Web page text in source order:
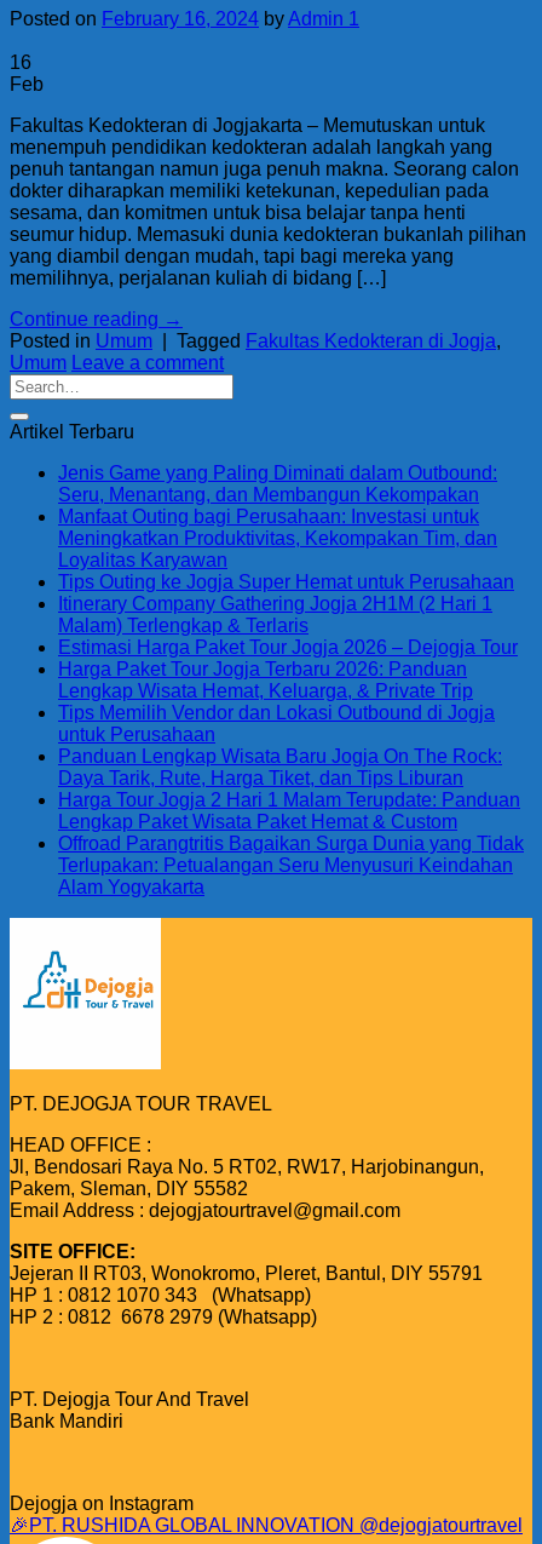
Posted on February 16, 2024 byAdmin 1
16
Feb
Fakultas Kedokteran di Jogjakarta – Memutuskan untuk
menempuh pendidikan kedokteran adalah langkah yang
penuh tantangan namun juga penuh makna. Seorang calon
dokter diharapkan memiliki ketekunan, kepedulian pada
sesama, dan komitmen untuk bisa belajar tanpa henti
seumur hidup. Memasuki dunia kedokteran bukanlah pilihan
yang diambil dengan mudah, tapi bagi mereka yang
memilihnya, perjalanan kuliah di bidang […]
Continue reading →
Posted in Umum Tagged Fakultas Kedokteran di Jogja,
Umum Leave a comment
Artikel Terbaru
Jenis Game yang Paling Diminati dalam Outbound:
Seru, Menantang, dan Membangun Kekompakan
Manfaat Outing bagi Perusahaan: Investasi untuk
Meningkatkan Produktivitas, Kekompakan Tim, dan
Loyalitas Karyawan
Tips Outing ke Jogja Super Hemat untuk Perusahaan
Itinerary Company Gathering Jogja 2H1M (2 Hari 1
Malam) Terlengkap & Terlaris
Estimasi Harga Paket Tour Jogja 2026 – Dejogja Tour
Harga Paket Tour Jogja Terbaru 2026: Panduan
Lengkap Wisata Hemat, Keluarga, & Private Trip
Tips Memilih Vendor dan Lokasi Outbound di Jogja
untuk Perusahaan
Panduan Lengkap Wisata Baru Jogja On The Rock:
Daya Tarik, Rute, Harga Tiket, dan Tips Liburan
Harga Tour Jogja 2 Hari 1 Malam Terupdate: Panduan
Lengkap Paket Wisata Paket Hemat & Custom
Offroad Parangtritis Bagaikan Surga Dunia yang Tidak
Terlupakan: Petualangan Seru Menyusuri Keindahan
Alam Yogyakarta
PT. DEJOGJA TOUR TRAVEL
HEAD OFFICE :
Jl, Bendosari Raya No. 5 RT02, RW17, Harjobinangun,
Pakem, Sleman, DIY 55582
Email Address : dejogjatourtravel@gmail.com
SITE OFFICE:
Jejeran II RT03, Wonokromo, Pleret, Bantul, DIY 55791
HP 1 : 0812 1070 343 (Whatsapp)
HP 2 : 0812 6678 2979 (Whatsapp)
PT. Dejogja Tour And Travel
Bank Mandiri
Dejogja on Instagram
🎉PT. RUSHIDA GLOBAL INNOVATION @dejogjatourtravel